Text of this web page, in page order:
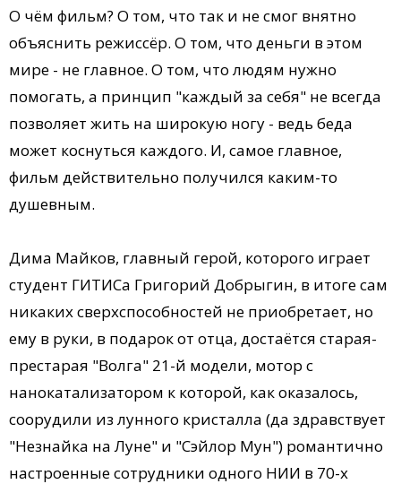
О чём фильм? О том, что так и не смог внятно
объяснить режиссёр. О том, что деньги в этом
мире - не главное. О том, что людям нужно
помогать, а принцип "каждый за себя" не всегда
позволяет жить на широкую ногу - ведь беда
может коснуться каждого. И, самое главное,
фильм действительно получился каким-то
душевным.
Дима Майков, главный герой, которого играет
студент ГИТИСа Григорий Добрыгин, в итоге сам
никаких сверхспособностей не приобретает, но
ему в руки, в подарок от отца, достаётся старая-
престарая "Волга" 21-й модели, мотор с
нанокатализатором к которой, как оказалось,
соорудили из лунного кристалла (да здравствует
"Незнайка на Луне" и "Сэйлор Мун") романтично
настроенные сотрудники одного НИИ в 70-х